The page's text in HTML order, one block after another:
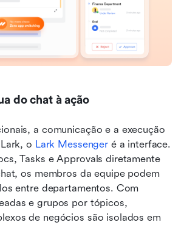
do chat à ação
a comunicação e a execução
o Lark Messenger é a interface.
Tasks e Approvals diretamente
os membros da equipe podem
entre departamentos. Com
e grupos por tópicos,
de negócios são isolados em